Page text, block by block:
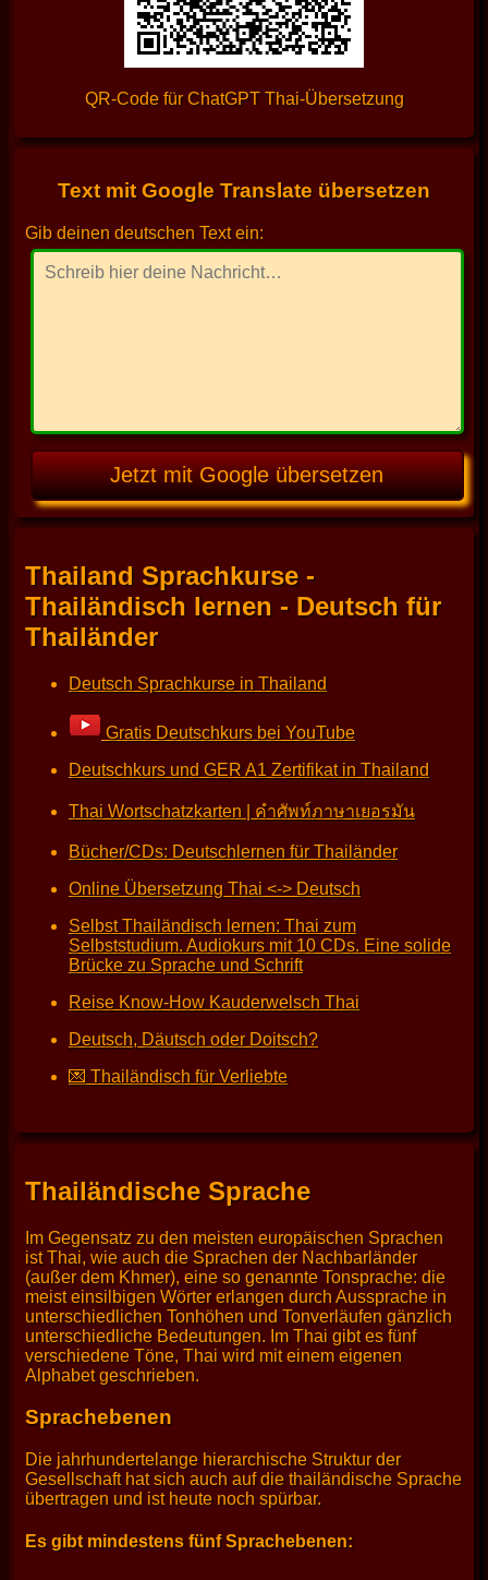
QR-Code für ChatGPT Thai-Übersetzung
Text mit Google Translate übersetzen
Gib deinen deutschen Text ein:
Jetzt mit Google übersetzen
Thailand Sprachkurse -
Thailändisch lernen - Deutsch für
Thailänder
Deutsch Sprachkurse in Thailand
Gratis Deutschkurs bei YouTube
Deutschkurs und GER A1 Zertifikat in Thailand
Thai Wortschatzkarten | คำศัพท์ภาษาเยอรมัน
Bücher/CDs: Deutschlernen für Thailänder
Online Übersetzung Thai <-> Deutsch
Selbst Thailändisch lernen: Thai zum
Selbststudium. Audiokurs mit 10 CDs. Eine solide
Brücke zu Sprache und Schrift
Reise Know-How Kauderwelsch Thai
Deutsch, Däutsch oder Doitsch?
💌 Thailändisch für Verliebte
Thailändische Sprache
Im Gegensatz zu den meisten europäischen Sprachen
ist Thai, wie auch die Sprachen der Nachbarländer
(außer dem Khmer), eine so genannte Tonsprache: die
meist einsilbigen Wörter erlangen durch Aussprache in
unterschiedlichen Tonhöhen und Tonverläufen gänzlich
unterschiedliche Bedeutungen. Im Thai gibt es fünf
verschiedene Töne, Thai wird mit einem eigenen
Alphabet geschrieben.
Sprachebenen
Die jahrhundertelange hierarchische Struktur der
Gesellschaft hat sich auch auf die thailändische Sprache
übertragen und ist heute noch spürbar.
Es gibt mindestens fünf Sprachebenen: